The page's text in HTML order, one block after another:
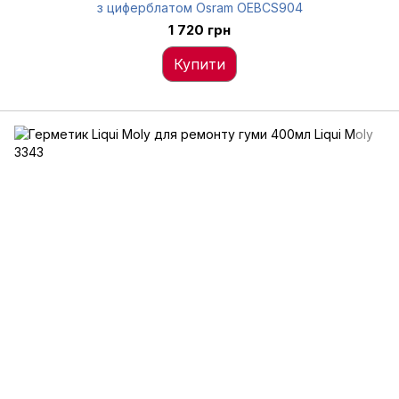
з циферблатом Osram OEBCS904
1 720 грн
Купити